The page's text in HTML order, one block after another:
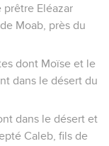
prêtre Eléazar
Moab, près du
dont Moïse et le
dans le désert du
dans le désert et
Caleb, fils de